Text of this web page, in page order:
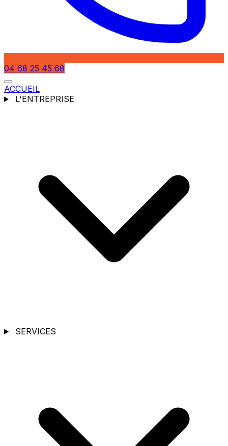
04 68 25 45 68
ACCUEIL
L'ENTREPRISE
SERVICES